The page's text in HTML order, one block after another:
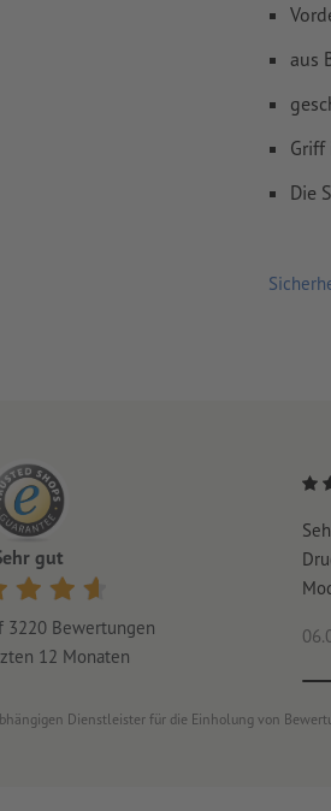
aus
Griff
Die
gut
3220 Bewertungen
12 Monaten
Dienstleister für die Einholung von